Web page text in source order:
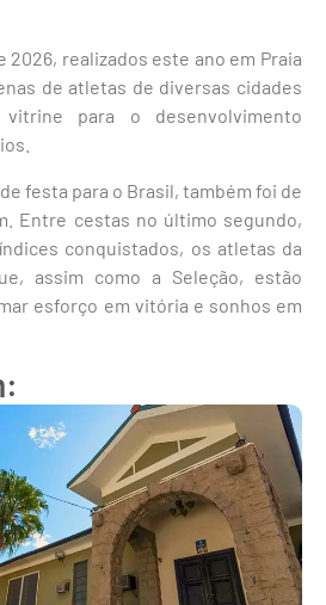
2026, realizados este ano em Praia
de atletas de diversas cidades
para o desenvolvimento
festa para o Brasil, também foi de
Entre cestas no último segundo,
conquistados, os atletas da
assim como a Seleção, estão
esforço em vitória e sonhos em